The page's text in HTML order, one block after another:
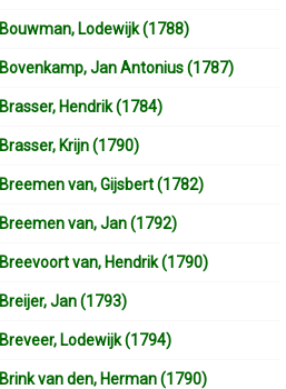
Bouwman, Lodewijk (1788)
Bovenkamp, Jan Antonius (1787)
Brasser, Hendrik (1784)
Brasser, Krijn (1790)
Breemen van, Gijsbert (1782)
Breemen van, Jan (1792)
Breevoort van, Hendrik (1790)
Breijer, Jan (1793)
Breveer, Lodewijk (1794)
Brink van den, Herman (1790)